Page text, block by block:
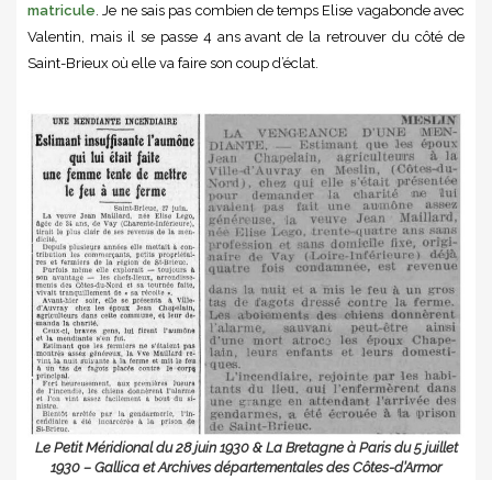
matricule . Je ne sais pas combien de temps Elise vagabonde avec
Valentin, mais il se passe 4 ans avant de la retrouver du côté de
Saint-Brieux où elle va faire son coup d’éclat.
Le Petit Méridional du 28 juin 1930 & La Bretagne à Paris du 5 juillet
1930 – Gallica et Archives départementales des Côtes-d’Armor